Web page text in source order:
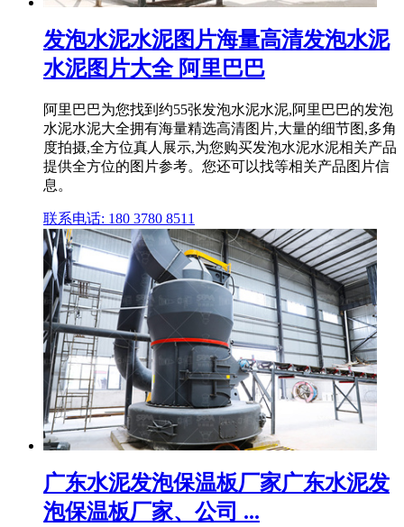
发泡水泥水泥图片海量高清发泡水泥
水泥图片大全 阿里巴巴
阿里巴巴为您找到约55张发泡水泥水泥,阿里巴巴的发泡
水泥水泥大全拥有海量精选高清图片,大量的细节图,多角
度拍摄,全方位真人展示,为您购买发泡水泥水泥相关产品
提供全方位的图片参考。您还可以找等相关产品图片信
息。
联系电话: 180 3780 8511
广东水泥发泡保温板厂家广东水泥发
泡保温板厂家、公司 ...